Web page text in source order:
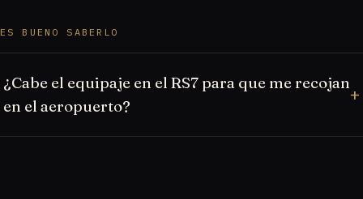
ES BUENO SABERLO
¿Cabe el equipaje en el RS7 para que me recojan
en el aeropuerto?